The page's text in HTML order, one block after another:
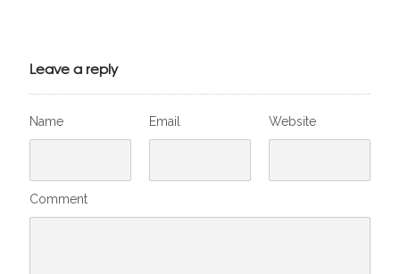
Leave a reply
Name Email Website
Comment